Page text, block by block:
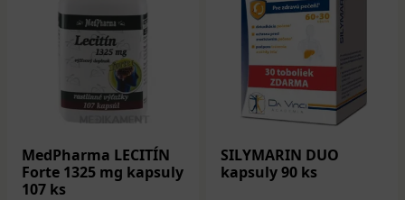
MedPharma LECITÍN
Forte 1325 mg kapsuly
107 ks
SILYMARIN DUO
kapsuly 90 ks